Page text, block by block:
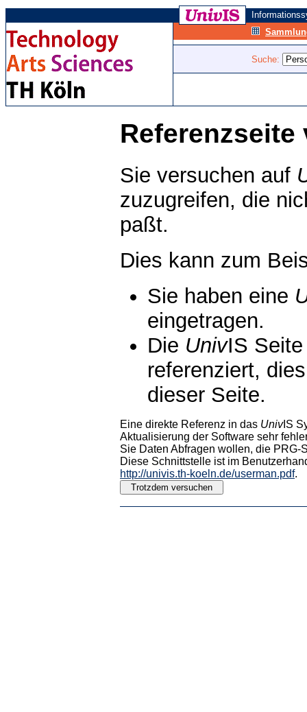
Suche:
Referenzseite
Sie versuchen auf
zuzugreifen, die
paßt.
Dies kann zum
Sie haben eine
eingetragen.
Die UnivIS
referenziert,
dieser Seite.
Eine direkte Referenz in das UnivIS
Aktualisierung der Software sehr
Sie Daten Abfragen wollen, die PRG-
Diese Schnittstelle ist im
http://univis.th-koeln.de/userman.pdf.